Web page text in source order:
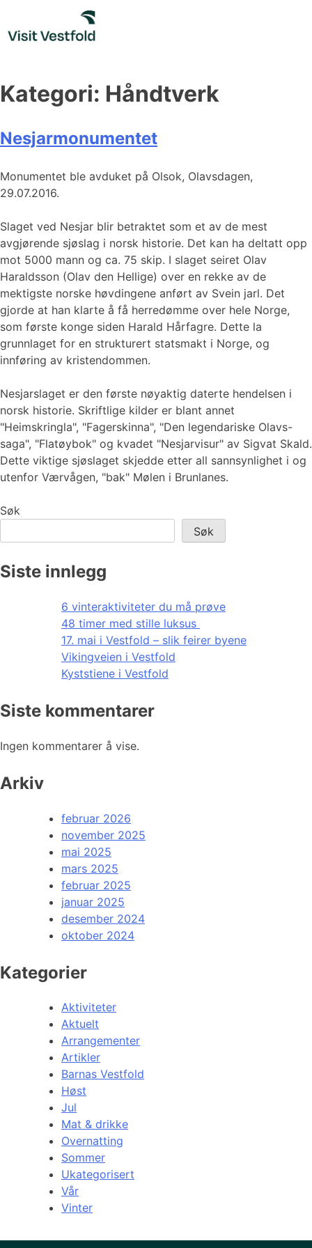
content
Kategori: Håndtverk
Nesjarmonumentet
Monumentet ble avduket på Olsok, Olavsdagen,
29.07.2016.
Slaget ved Nesjar blir betraktet som et av de mest
avgjørende sjøslag i norsk historie. Det kan ha deltatt opp
mot 5000 mann og ca. 75 skip. I slaget seiret Olav
Haraldsson (Olav den Hellige) over en rekke av de
mektigste norske høvdingene anført av Svein jarl. Det
gjorde at han klarte å få herredømme over hele Norge,
som første konge siden Harald Hårfagre. Dette la
grunnlaget for en strukturert statsmakt i Norge, og
innføring av kristendommen.
Nesjarslaget er den første nøyaktig daterte hendelsen i
norsk historie. Skriftlige kilder er blant annet
"Heimskringla", "Fagerskinna", "Den legendariske Olavs-
saga", "Flatøybok" og kvadet "Nesjarvisur" av Sigvat Skald.
Dette viktige sjøslaget skjedde etter all sannsynlighet i og
utenfor Værvågen, "bak" Mølen i Brunlanes.
Søk
Søk
Siste innlegg
6 vinteraktiviteter du må prøve
48 timer med stille luksus
17. mai i Vestfold – slik feirer byene
Vikingveien i Vestfold
Kyststiene i Vestfold
Siste kommentarer
Ingen kommentarer å vise.
Arkiv
februar 2026
november 2025
mai 2025
mars 2025
februar 2025
januar 2025
desember 2024
oktober 2024
Kategorier
Aktiviteter
Aktuelt
Arrangementer
Artikler
Barnas Vestfold
Høst
Jul
Mat & drikke
Overnatting
Sommer
Ukategorisert
Vår
Vinter